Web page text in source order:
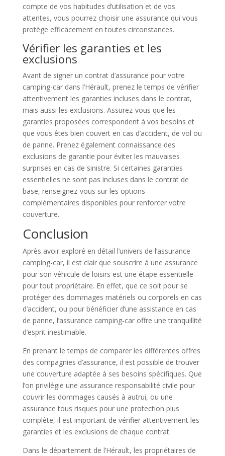
compte de vos habitudes d’utilisation et de vos
attentes, vous pourrez choisir une assurance qui vous
protège efficacement en toutes circonstances.
Vérifier les garanties et les
exclusions
Avant de signer un contrat d’assurance pour votre
camping-car dans l’Hérault, prenez le temps de vérifier
attentivement les garanties incluses dans le contrat,
mais aussi les exclusions. Assurez-vous que les
garanties proposées correspondent à vos besoins et
que vous êtes bien couvert en cas d’accident, de vol ou
de panne. Prenez également connaissance des
exclusions de garantie pour éviter les mauvaises
surprises en cas de sinistre. Si certaines garanties
essentielles ne sont pas incluses dans le contrat de
base, renseignez-vous sur les options
complémentaires disponibles pour renforcer votre
couverture.
Conclusion
Après avoir exploré en détail l’univers de l’assurance
camping-car, il est clair que souscrire à une assurance
pour son véhicule de loisirs est une étape essentielle
pour tout propriétaire. En effet, que ce soit pour se
protéger des dommages matériels ou corporels en cas
d’accident, ou pour bénéficier d’une assistance en cas
de panne, l’assurance camping-car offre une tranquillité
d’esprit inestimable.
En prenant le temps de comparer les différentes offres
des compagnies d’assurance, il est possible de trouver
une couverture adaptée à ses besoins spécifiques. Que
l’on privilégie une assurance responsabilité civile pour
couvrir les dommages causés à autrui, ou une
assurance tous risques pour une protection plus
complète, il est important de vérifier attentivement les
garanties et les exclusions de chaque contrat.
Dans le département de l’Hérault, les propriétaires de